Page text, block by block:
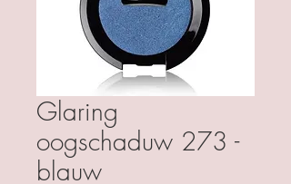
Glaring
oogschaduw 273 -
blauw